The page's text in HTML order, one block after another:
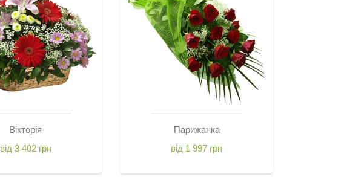
Вікторія
від 3 402 грн
Парижанка
від 1 997 грн